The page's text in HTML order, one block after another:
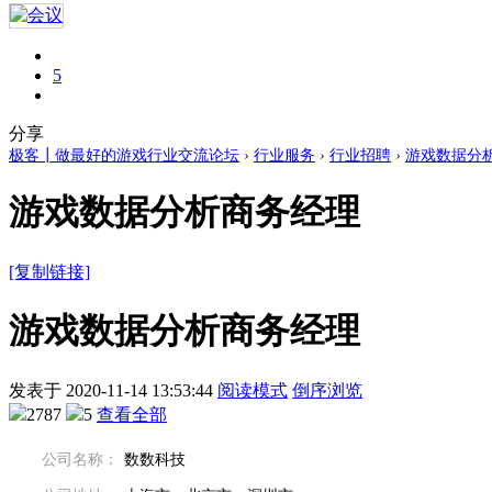
5
分享
极客┃做最好的游戏行业交流论坛 › 行业服务 › 行业招聘 › 游戏数据分
游戏数据分析商务经理
[复制链接]
游戏数据分析商务经理
发表于 2020-11-14 13:53:44 阅读模式 倒序浏览
2787
5 查看全部
公司名称： 数数科技